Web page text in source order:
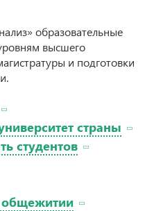
образовательные
высшего
и подготовки
страны
студентов
общежитии